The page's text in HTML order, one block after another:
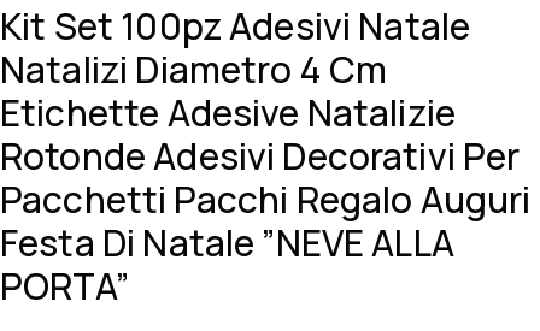
Kit Set 100pz Adesivi Natale
Natalizi Diametro 4 Cm
Etichette Adesive Natalizie
Rotonde Adesivi Decorativi Per
Pacchetti Pacchi Regalo Auguri
Festa Di Natale ”NEVE ALLA
PORTA”